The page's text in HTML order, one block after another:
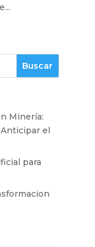
Minería:
el
para